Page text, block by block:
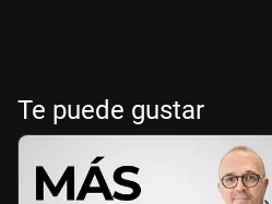
Te puede gustar